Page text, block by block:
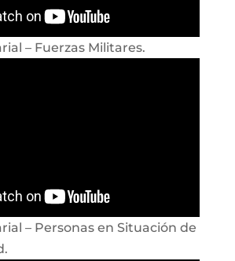
– Fuerzas Militares.
– Personas en Situación de